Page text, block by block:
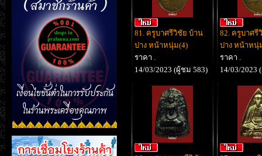
81. ครูบาศรีวิชัย บ้าน
ปาง หน้าหนุ่ม(4)
ราคา .
14/03/2023 (ผู้ชม 583)
82. ครูบาศรี
ปาง หน้าหนุ่
ราคา .
14/03/2023